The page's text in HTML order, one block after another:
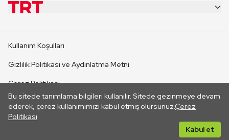
Bu sitede tanımlama bilgileri kullanılır. Sitede gezinmeye devam
ederek, çerez kullanımımızı kabul etmiş olursunuz.Çerez
Politikası
Kabul et
CANLI YAYINLAR
Kullanım Koşulları
Gizlilik Politikası ve Aydınlatma Metni
Çerez Politikası
İletişim
Her hakkı saklıdır. ©2026 TRT. Bağlantı yoluyla gidilen dış